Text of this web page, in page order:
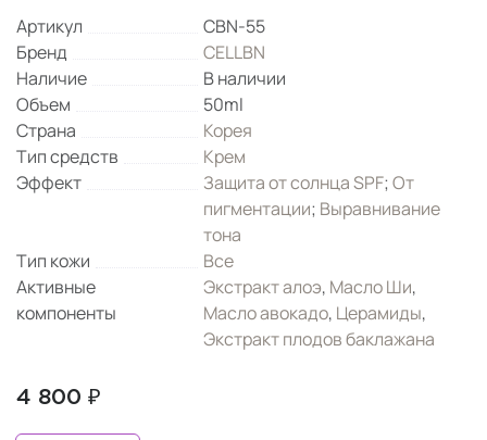
Артикул
CBN-55
Бренд
CELLBN
Наличие
В наличии
Объем
50ml
Страна
Корея
Тип средств
Крем
Эффект
Защита от солнца SPF;От
пигментации; Выравнивание
тона
Тип кожи
Все
Активные
компоненты
Экстракт алоэ, Масло Ши,
Масло авокадо, Церамиды,
Экстракт плодов баклажана
4 800 ₽